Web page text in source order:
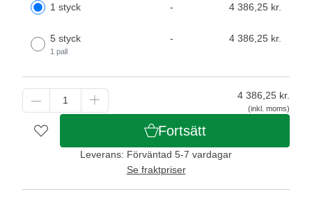
1 styck - 4 386,25 kr.
5 styck
1 pall
- 4 386,25 kr.
4 386,25 kr.
(inkl. moms)
Fortsätt
Leverans: Förväntad 5-7 vardagar
Se fraktpriser